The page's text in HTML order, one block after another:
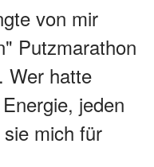
von mir
Putzmarathon
Wer hatte
jeden
mich für